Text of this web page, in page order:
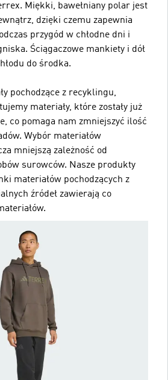
Miękki, bawełniany polar jest
dzięki czemu zapewnia
przygód w chłodne dni i
Ściągaczowe mankiety i dół
do środka.
pochodzące z recyklingu,
materiały, które zostały już
co pomaga nam zmniejszyć ilość
Wybór materiałów
mniejszą zależność od
surowców. Nasze produkty
materiałów pochodzących z
źródeł zawierają co